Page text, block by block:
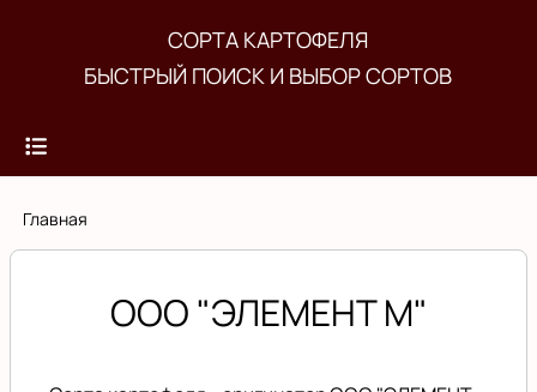
основному
СОРТА КАРТОФЕЛЯ
БЫСТРЫЙ ПОИСК И ВЫБОР СОРТОВ
Строка
Главная
ООО "ЭЛЕМЕНТ М"